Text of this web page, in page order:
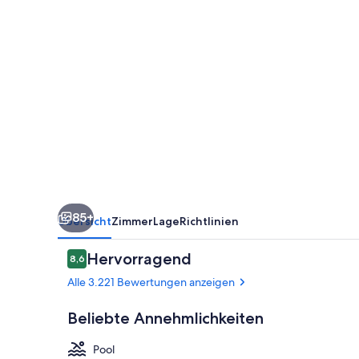
85+
ÜbersichtZimmerLageRichtlinien
Bewertungen
8,68,6 von 10.
Hervorragend
Alle 3.221 Bewertungen anzeigen
Beliebte Annehmlichkeiten
Pool